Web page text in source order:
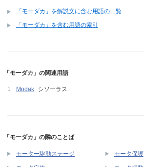
「モーダカ」を解説文に含む用語の一覧
「モーダカ」を含む用語の索引
「モーダカ」の関連用語
Modak シソーラス
「モーダカ」の隣のことば
モーター駆動ステージ モータ保護